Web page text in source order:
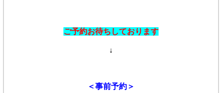
ご予約お待ちしております
↓
＜事前予約＞